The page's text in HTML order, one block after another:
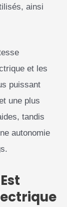
ainsi
et les
puissant
une plus
tandis
autonomie